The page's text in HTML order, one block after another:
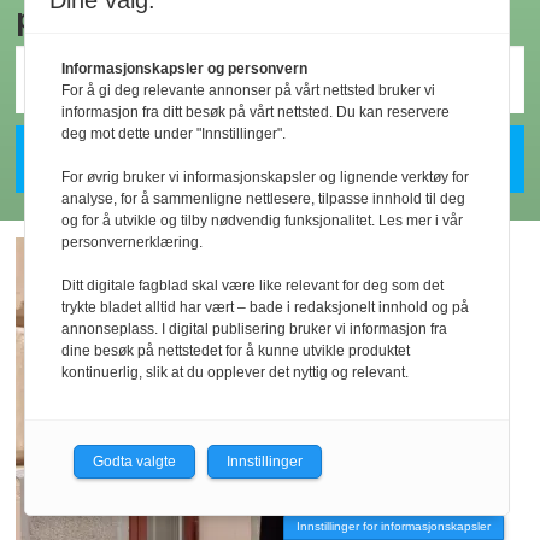
på e-post
Innstillinger for informasjonskapsler
Informasjonskapsler og personvern
For å gi deg relevante annonser på vårt nettsted bruker vi
informasjon fra ditt besøk på vårt nettsted. Du kan reservere
deg mot dette under "Innstillinger".
For øvrig bruker vi informasjonskapsler og lignende verktøy for
analyse, for å sammenligne nettlesere, tilpasse innhold til deg
og for å utvikle og tilby nødvendig funksjonalitet. Les mer i vår
personvernerklæring.
Ditt digitale fagblad skal være like relevant for deg som det
trykte bladet alltid har vært – bade i redaksjonelt innhold og på
annonseplass. I digital publisering bruker vi informasjon fra
dine besøk på nettstedet for å kunne utvikle produktet
kontinuerlig, slik at du opplever det nyttig og relevant.
Godta valgte Innstillinger